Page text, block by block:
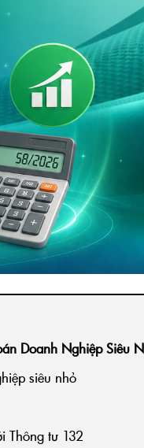
Doanh Nghiệp Siêu
siêu nhỏ
Thông tư 132